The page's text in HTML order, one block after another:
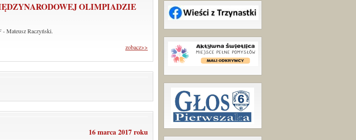
OLIMPIADZIE
Mateusz Raczyński.
zobacz>>
16 marca 2017 roku